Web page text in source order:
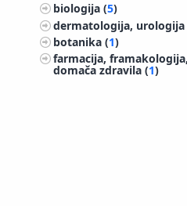
biologija (5)
dermatologija, urologija
botanika (1)
farmacija,
domača zdravila (1)